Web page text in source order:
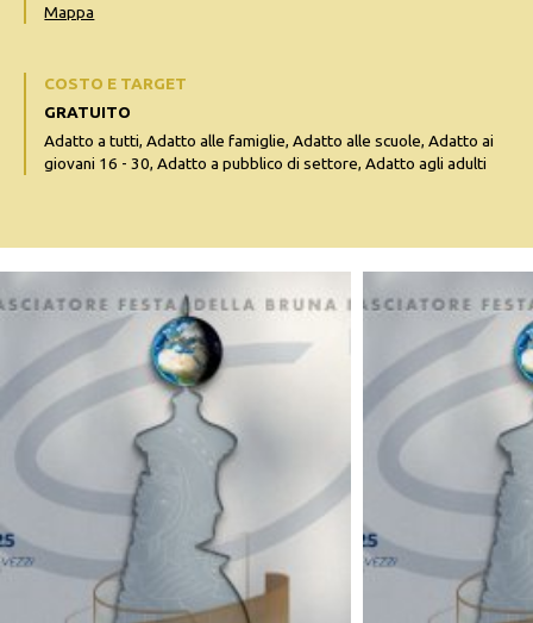
Mappa
COSTO E TARGET
GRATUITO
Adatto a tutti, Adatto alle famiglie, Adatto alle scuole, Adatto ai
giovani 16 - 30, Adatto a pubblico di settore, Adatto agli adulti